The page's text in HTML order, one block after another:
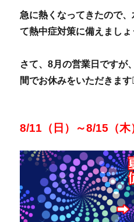
急に熱くなってきたので
て熱中症対策に備えましょ
さて、8月の営業日ですが
間でお休みをいただきます
8/11（日）～8/15（木